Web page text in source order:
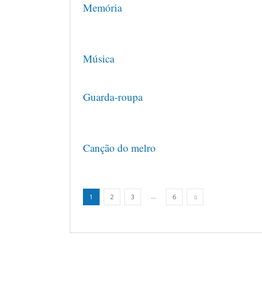
Memória
Música
Guarda-roupa
Canção do melro
1 2 3 ... 6